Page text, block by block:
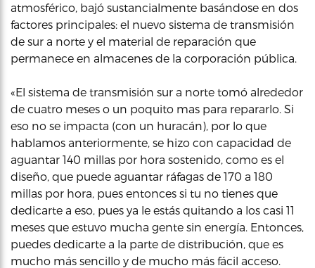
atmosférico, bajó sustancialmente basándose en dos
factores principales: el nuevo sistema de transmisión
de sur a norte y el material de reparación que
permanece en almacenes de la corporación pública.
«El sistema de transmisión sur a norte tomó alrededor
de cuatro meses o un poquito mas para repararlo. Si
eso no se impacta (con un huracán), por lo que
hablamos anteriormente, se hizo con capacidad de
aguantar 140 millas por hora sostenido, como es el
diseño, que puede aguantar ráfagas de 170 a 180
millas por hora, pues entonces si tu no tienes que
dedicarte a eso, pues ya le estás quitando a los casi 11
meses que estuvo mucha gente sin energía. Entonces,
puedes dedicarte a la parte de distribución, que es
mucho más sencillo y de mucho más fácil acceso.